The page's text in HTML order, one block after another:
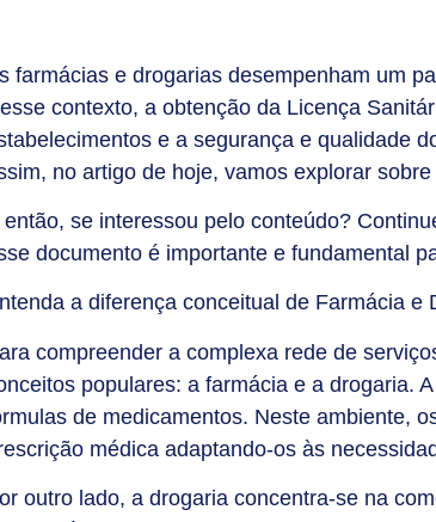
farmácias e drogarias desempenham um
contexto, a obtenção da Licença
e a segurança e qualidade
no artigo de hoje, vamos explorar
então, se interessou pelo conteúdo?
documento é importante e fundamental
a diferença conceitual de Farmácia e
compreender a complexa rede de
populares: a farmácia e a drogaria.
de medicamentos. Neste ambiente,
médica adaptando-os às
outro lado, a drogaria concentra-se na